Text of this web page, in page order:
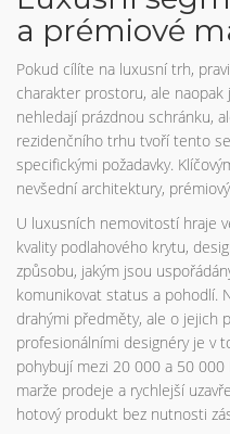
a prémiové
Pokud cílíte na luxusní trh,
charakter prostoru, ale
nehledají prázdnou schránku,
rezidenčního trhu tvoří tento
specifickými požadavky.
nevšední architektury,
U luxusních nemovitostí hraje
kvality podlahového krytu,
způsobu, jakým jsou
komunikovat status a pohodlí.
drahými předměty, ale o jejich
profesionálními designéry je v
pohybují mezi 20 000 a 50
marže prodeje a rychlejší
hotový produkt bez nutnosti